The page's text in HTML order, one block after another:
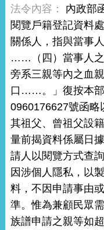
內政部
閱覽戶籍登記資料
關係人，指與當事
……（四）當事人之
旁系三親等內之血
口……。」復按本部
0960176627號函略
其祖父、曾祖父設
量前揭資料係屬日
請人以閱覽方式查
因涉個人隱私，以
料，不因申請事由
準。惟為兼顧民眾
族譜申請之親等如